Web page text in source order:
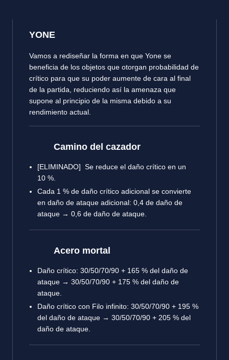
YONE
Vamos a rediseñar la forma en que Yone se
beneficia de los objetos que otorgan probabilidad de
crítico para que su poder aumente de cara al final
de la partida, reduciendo así la amenaza que
supone al principio de la misma debido a su
rendimiento actual.
Camino del cazador
[ELIMINADO] Se reduce el daño crítico en un
10 %.
Cada 1 % de daño crítico adicional se convierte
en daño de ataque adicional: 0,4 de daño de
ataque → 0,6 de daño de ataque.
Acero mortal
Daño crítico: 30/50/70/90 + 165 % del daño de
ataque → 30/50/70/90 + 175 % del daño de
ataque.
Daño crítico con Filo infinito: 30/50/70/90 + 195 %
del daño de ataque → 30/50/70/90 + 205 % del
daño de ataque.